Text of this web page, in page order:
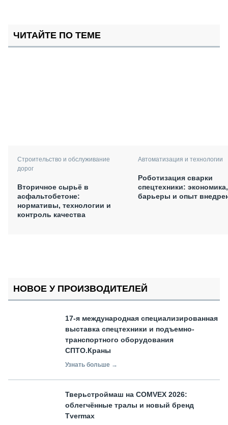
ЧИТАЙТЕ ПО ТЕМЕ
Строительство и обслуживание
дорог
Вторичное сырьё в
асфальтобетоне:
нормативы, технологии и
контроль качества
Автоматизация и технологии
Роботизация сварки
спецтехники: экономика,
барьеры и опыт
НОВОЕ У ПРОИЗВОДИТЕЛЕЙ
17-я международная специализированная
выставка спецтехники и подъемно-
транспортного оборудования
СПТО.Краны
Узнать больше →
Тверьстроймаш на COMVEX 2026:
облегчённые тралы и новый бренд
Tvermax